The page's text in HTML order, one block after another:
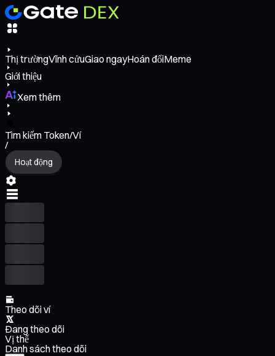
Thị trườngVĩnh cửuGiao ngayHoán đổiMeme
Giới thiệu
Xem thêm
Tìm kiếm Token/Ví
/
Hoạt động
Theo dõi ví
Đang theo dõi
Vị thế
Danh sách theo dõi